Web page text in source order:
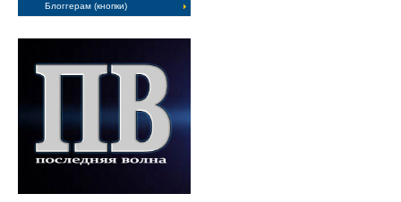
Блоггерам (кнопки)